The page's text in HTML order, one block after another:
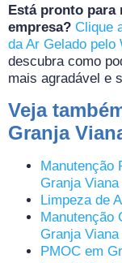
Está pronto
empresa? Clique
da Ar Gelado pelo
descubra como
mais agradável e
Veja
Granja
Manutenção
Granja Viana
Limpeza de
Manutenção
Granja Viana
PMOC em